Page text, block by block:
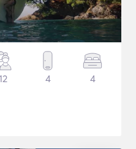
4 4